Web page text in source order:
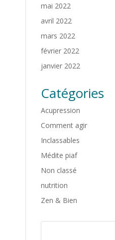
mai 2022
avril 2022
mars 2022
février 2022
janvier 2022
Catégories
Acupression
Comment agir
Inclassables
Médite piaf
Non classé
nutrition
Zen & Bien